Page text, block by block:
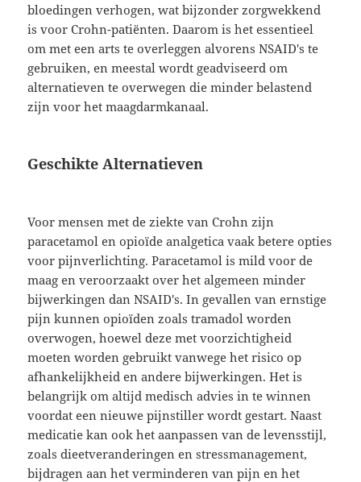
bloedingen verhogen, wat bijzonder zorgwekkend
is voor Crohn-patiënten. Daarom is het essentieel
om met een arts te overleggen alvorens NSAID's te
gebruiken, en meestal wordt geadviseerd om
alternatieven te overwegen die minder belastend
zijn voor het maagdarmkanaal.
Geschikte Alternatieven
Voor mensen met de ziekte van Crohn zijn
paracetamol en opioïde analgetica vaak betere opties
voor pijnverlichting. Paracetamol is mild voor de
maag en veroorzaakt over het algemeen minder
bijwerkingen dan NSAID's. In gevallen van ernstige
pijn kunnen opioïden zoals tramadol worden
overwogen, hoewel deze met voorzichtigheid
moeten worden gebruikt vanwege het risico op
afhankelijkheid en andere bijwerkingen. Het is
belangrijk om altijd medisch advies in te winnen
voordat een nieuwe pijnstiller wordt gestart. Naast
medicatie kan ook het aanpassen van de levensstijl,
zoals dieetveranderingen en stressmanagement,
bijdragen aan het verminderen van pijn en het